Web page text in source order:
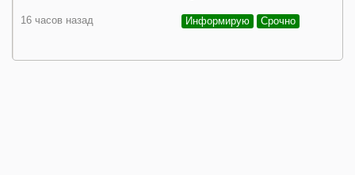
16 часов назад Информирую Срочно